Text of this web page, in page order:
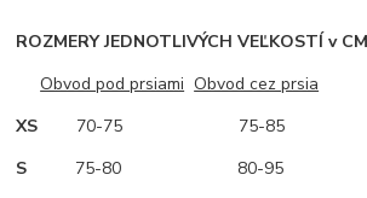
ROZMERY JEDNOTLIVÝCH VEĽKOSTÍ v
Obvod pod prsiami Obvod cez prsia
XS 70-75 75-85
S 75-80 80-95